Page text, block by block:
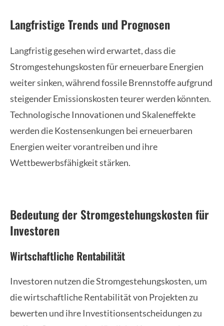
Langfristige Trends und Prognosen
Langfristig gesehen wird erwartet, dass die
Stromgestehungskosten für erneuerbare Energien
weiter sinken, während fossile Brennstoffe aufgrund
steigender Emissionskosten teurer werden könnten.
Technologische Innovationen und Skaleneffekte
werden die Kostensenkungen bei erneuerbaren
Energien weiter vorantreiben und ihre
Wettbewerbsfähigkeit stärken.
Bedeutung der Stromgestehungskosten für
Investoren
Wirtschaftliche Rentabilität
Investoren nutzen die Stromgestehungskosten, um
die wirtschaftliche Rentabilität von Projekten zu
bewerten und ihre Investitionsentscheidungen zu